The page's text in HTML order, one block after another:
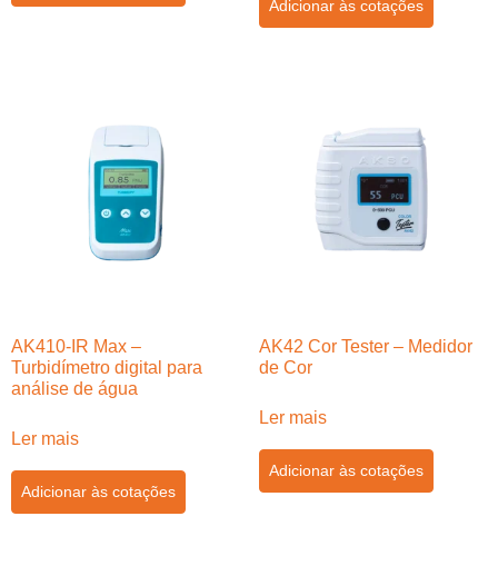
Adicionar às cotações
AK410-IR Max –
Turbidímetro digital para
análise de água
Ler mais
Adicionar às cotações
AK42 Cor Tester – Medidor
de Cor
Ler mais
Adicionar às cotações